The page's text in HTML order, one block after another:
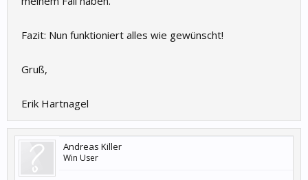
Fazit: Nun funktioniert alles wie gewünscht!
Gruß,
Erik Hartnagel
Andreas Killer
Win User